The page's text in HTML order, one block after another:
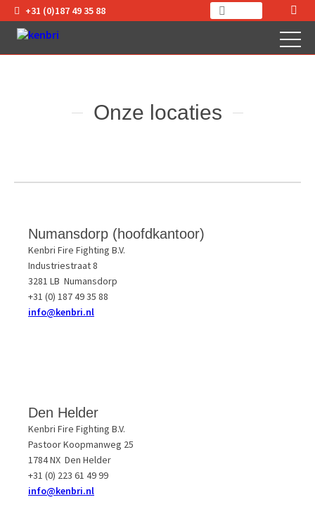
+31 (0)187 49 35 88
Verhuur
Onze locaties
Numansdorp (hoofdkantoor)
Kenbri Fire Fighting B.V.
Industriestraat 8
3281 LB Numansdorp
+31 (0) 187 49 35 88
info@kenbri.nl
Den Helder
Kenbri Fire Fighting B.V.
Pastoor Koopmanweg 25
1784 NX Den Helder
+31 (0) 223 61 49 99
info@kenbri.nl